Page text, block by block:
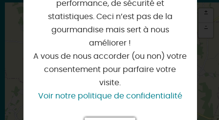
FERRIERES-EN-GATINAIS
+
-
performance, de sécurité et
statistiques. Ceci n’est pas de la
gourmandise mais sert à nous
améliorer !
A vous de nous accorder (ou non) votre
consentement pour parfaire votre
visite.
Voir notre politique de confidentialité